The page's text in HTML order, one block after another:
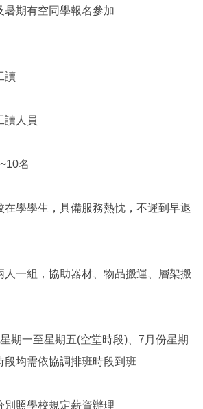
暑期有空同學報名參加
讀
讀人員
名
學學生，具備服務熱忱，不遲到早退
一組，協助器材、物品搬運、層架搬
期一至星期五(空堂時段)、7月份星期
段均需依協調排班時段到班
照學校規定薪資辦理